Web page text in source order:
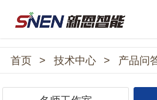
首页 > 技术中心 > 产品问